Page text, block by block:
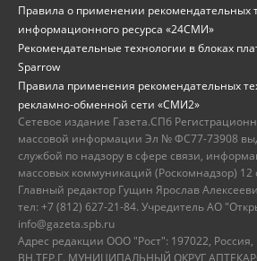
Правила о применении рекомендательных
информационного ресурса «24СМИ»
Рекомендательные технологии в блоках
Sparrow
Правила применения рекомендательных
рекламно-обменной сети «СМИ2»
Сетевое издание Газета.СПб
массовой информации Эл № ФС77-73908
службой по надзору в сфере связи,
массовых коммуникаций (Роскомнадзор) 12
Главный редактор Гущин Ярослав
тел: +7 (812) 627-21-84. Учредитель АО
info@gazeta.spb.ru
Адрес редакции ООО "Рост": 197022, Россия,
ВН.ТЕР.Г. МУНИЦИПАЛЬНЫЙ ОКРУГ